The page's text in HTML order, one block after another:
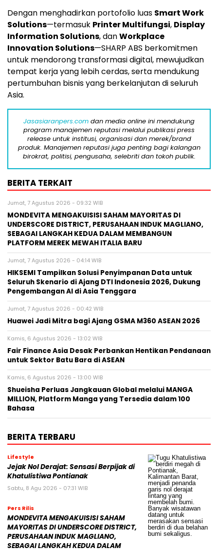
Dengan menghadirkan portofolio luas Smart Work
Solutions—termasuk Printer Multifungsi, Display
Information Solutions, danWorkplace
Innovation Solutions—SHARP ABS berkomitmen
untuk mendorong transformasi digital, mewujudkan
tempat kerja yang lebih cerdas, serta mendukung
pertumbuhan bisnis yang berkelanjutan di seluruh
Asia.
Jasasiaranpers.com dan media online ini mendukung
program manajemen reputasi melalui publikasi press
release untuk institusi, organisasi dan merek/brand
produk. Manajemen reputasi juga penting bagi kalangan
birokrat, politisi, pengusaha, selebriti dan tokoh publik.
BERITA TERKAIT
Jumat, 7 Agustus 2026 - 09:32 WIB
MONDEVITA MENGAKUISISI SAHAM MAYORITAS DI
UNDERSCORE DISTRICT, PERUSAHAAN INDUK MAGLIANO,
SEBAGAI LANGKAH KEDUA DALAM MEMBANGUN
PLATFORM MEREK MEWAH ITALIA BARU
Jumat, 7 Agustus 2026 - 04:14 WIB
HIKSEMI Tampilkan Solusi Penyimpanan Data untuk
Seluruh Skenario di Ajang DTI Indonesia 2026, Dukung
Pengembangan AI di Asia Tenggara
Jumat, 7 Agustus 2026 - 00:42 WIB
Huawei Jadi Mitra bagi Ajang GSMA M360 ASEAN 2026
Kamis, 6 Agustus 2026 - 13:02 WIB
Fair Finance Asia Desak Perbankan Hentikan Pendanaan
untuk Sektor Batu Bara di ASEAN
Kamis, 6 Agustus 2026 - 13:00 WIB
Shueisha Perluas Jangkauan Global melalui MANGA
MILLION, Platform Manga yang Tersedia dalam 100
Bahasa
BERITA TERBARU
Lifestyle
Jejak Nol Derajat: Sensasi Berpijak di
Khatulistiwa Pontianak
Sabtu, 8 Agu 2026 - 07:31 WIB
Pers Rilis
MONDEVITA MENGAKUISISI SAHAM
MAYORITAS DI UNDERSCORE DISTRICT,
PERUSAHAAN INDUK MAGLIANO,
SEBAGAI LANGKAH KEDUA DALAM